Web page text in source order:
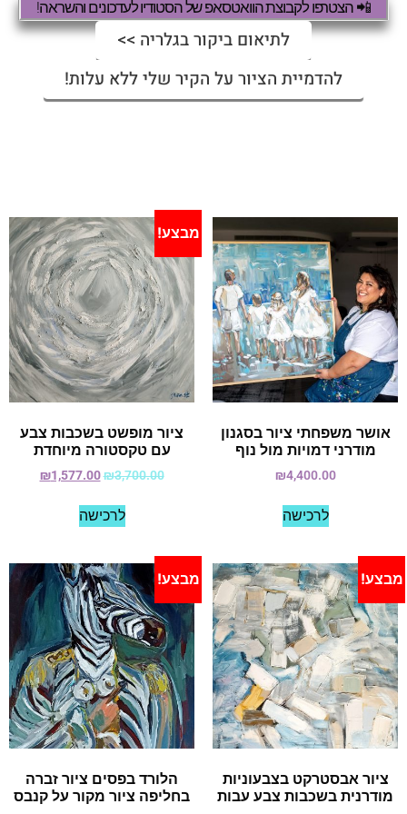
📲 הצטרפו לקבוצת הוואטסאפ של הסטודיו לעדכונים והשראה!
לתיאום ביקור בגלריה >>
להדמיית הציור על הקיר שלי ללא עלות!
אושר משפחתי ציור בסגנון
מודרני דמויות מול נוף
₪4,400.00
לרכישה
מבצע!
ציור מופשט בשכבות צבע
עם טקסטורה מיוחדת
₪3,700.00
₪1,577.00
לרכישה
מבצע!
ציור אבסטרקט בצבעוניות
מודרנית בשכבות צבע עבות
מבצע!
הלורד בפסים ציור זברה
בחליפה ציור מקור על קנבס